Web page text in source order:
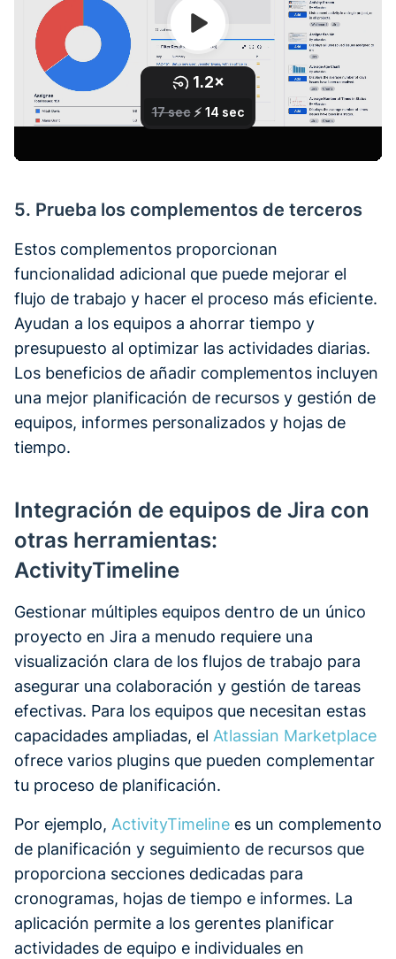
5. Prueba los complementos de terceros
Estos complementos proporcionan
funcionalidad adicional que puede mejorar el
flujo de trabajo y hacer el proceso más eficiente.
Ayudan a los equipos a ahorrar tiempo y
presupuesto al optimizar las actividades diarias.
Los beneficios de añadir complementos incluyen
una mejor planificación de recursos y gestión de
equipos, informes personalizados y hojas de
tiempo.
Integración de equipos de Jira con
otras herramientas:
ActivityTimeline
Gestionar múltiples equipos dentro de un único
proyecto en Jira a menudo requiere una
visualización clara de los flujos de trabajo para
asegurar una colaboración y gestión de tareas
efectivas. Para los equipos que necesitan estas
capacidades ampliadas, el Atlassian Marketplace
ofrece varios plugins que pueden complementar
tu proceso de planificación.
Por ejemplo, ActivityTimeline es un complemento
de planificación y seguimiento de recursos que
proporciona secciones dedicadas para
cronogramas, hojas de tiempo e informes. La
aplicación permite a los gerentes planificar
actividades de equipo e individuales en